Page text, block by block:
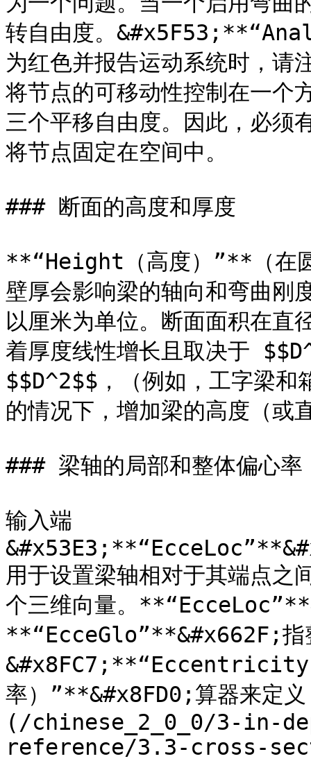
转自由度。
为红色并报告运动系统时，请
将节点的可移动性控制在一个
三个平移自由度。因此，必须
将节点固定在空间中。
### 断面的高度和厚度
**“Height（高度）”**（在
壁厚会影响梁的轴向和弯曲刚
以厘米为单位。断面面积在直
着厚度线性增长且取决于
$$D^2$$，（例如，工字梁和
的情况下，增加梁的高度（或
### 梁轴的局部和整体偏心率
输入端
用于设置梁轴相对于其端点之
个三维向量。
**“EcceGlo”**&#x662F;指
&#x8FC7;**“Eccentricity
率）”**&#x8FD0;算器来定
(/chinese_2_0_0/3-in-
reference/3.3-cross-